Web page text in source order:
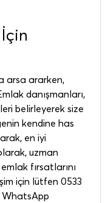
arsa ararken,
danışmanları,
belirleyerek size
kendine has
en iyi
uzman
fırsatlarını
için lütfen 0533
WhatsApp